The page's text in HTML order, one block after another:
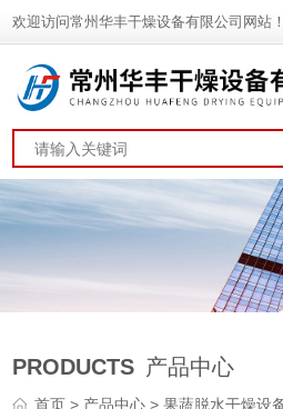
欢迎访问常州华丰干燥设备有限公司网站！
PRODUCTS 产品中心
首页> 产品中心 >果蔬脱水干燥设